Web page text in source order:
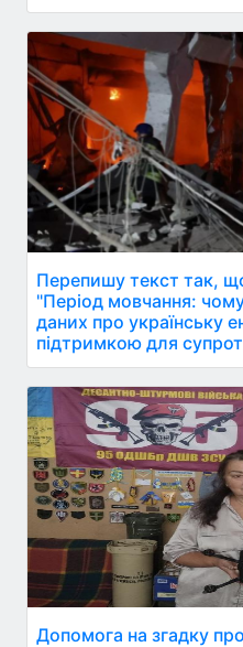
Перепишу текст так,
"Період мовчання:
даних про українську
підтримкою для
Допомога на згадку